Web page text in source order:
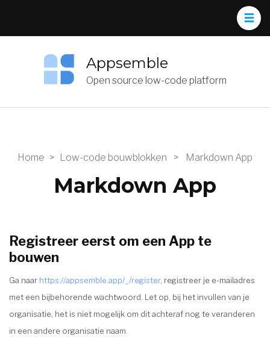
Appsemble
Open source low-code platform
Home > Low-code bouwblokken > Markdown App
Markdown App
Registreer eerst om een App te
bouwen
Ga naar https://appsemble.app/_/register, registreer je e-mailadres
met een bijbehorende wachtwoord. Let op, bij het invullen van je
organisatie, het is niet mogelijk om dit achteraf nog te veranderen
in een andere organisatie naam.